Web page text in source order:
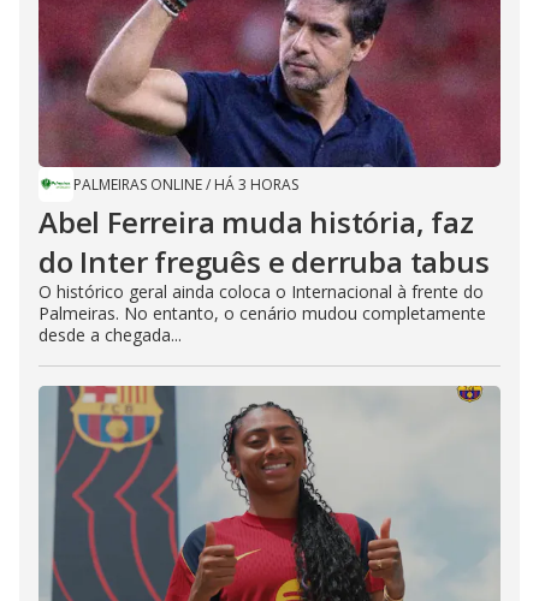
PALMEIRAS ONLINE/ HÁ 3 HORAS
Abel Ferreira muda história, faz
do Inter freguês e derruba tabus
O histórico geral ainda coloca o Internacional à frente do
Palmeiras. No entanto, o cenário mudou completamente
desde a chegada...